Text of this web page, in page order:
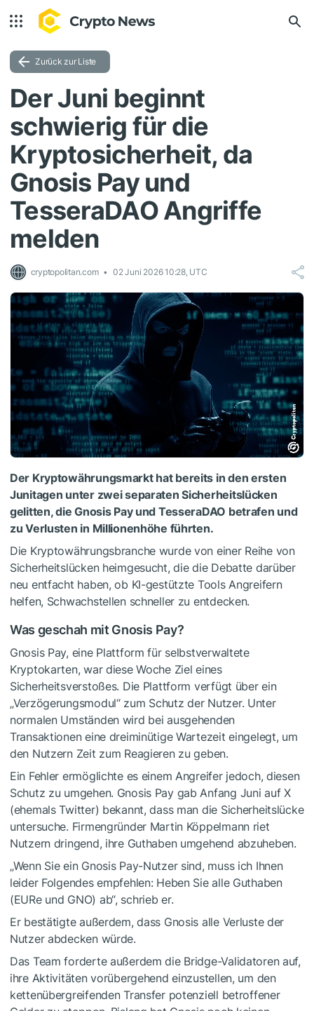
Zurück zur Liste
Der Juni beginnt
schwierig für die
Kryptosicherheit, da
Gnosis Pay und
TesseraDAO Angriffe
melden
cryptopolitan.com 02 Juni 2026 10:28, UTC
Der Kryptowährungsmarkt hat bereits in den ersten
Junitagen unter zwei separaten Sicherheitslücken
gelitten, die Gnosis Pay und TesseraDAO betrafen und
zu Verlusten in Millionenhöhe führten.
Die Kryptowährungsbranche wurde von einer Reihe von
Sicherheitslücken heimgesucht, die die Debatte darüber
neu entfacht haben, ob KI-gestützte Tools Angreifern
helfen, Schwachstellen schneller zu entdecken.
Was geschah mit Gnosis Pay?
Gnosis Pay, eine Plattform für selbstverwaltete
Kryptokarten, war diese Woche Ziel eines
Sicherheitsverstoßes. Die Plattform verfügt über ein
„Verzögerungsmodul“ zum Schutz der Nutzer. Unter
normalen Umständen wird bei ausgehenden
Transaktionen eine dreiminütige Wartezeit eingelegt, um
den Nutzern Zeit zum Reagieren zu geben.
Ein Fehler ermöglichte es einem Angreifer jedoch, diesen
Schutz zu umgehen. Gnosis Pay gab Anfang Juni auf X
(ehemals Twitter) bekannt, dass man die Sicherheitslücke
untersuche. Firmengründer Martin Köppelmann riet
Nutzern dringend, ihre Guthaben umgehend abzuheben.
„Wenn Sie ein Gnosis Pay-Nutzer sind, muss ich Ihnen
leider Folgendes empfehlen: Heben Sie alle Guthaben
(EURe und GNO) ab“, schrieb er.
Er bestätigte außerdem, dass Gnosis alle Verluste der
Nutzer abdecken würde.
Das Team forderte außerdem die Bridge-Validatoren auf,
ihre Aktivitäten vorübergehend einzustellen, um den
kettenübergreifenden Transfer potenziell betroffener